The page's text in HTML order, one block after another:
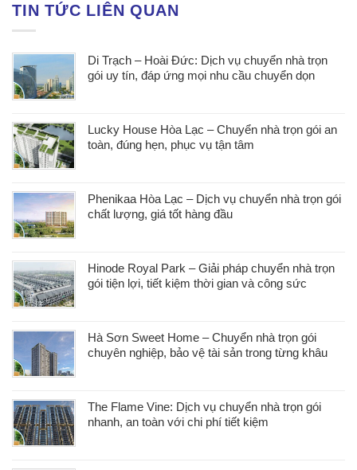
TIN TỨC LIÊN QUAN
Di Trạch – Hoài Đức: Dịch vụ chuyển nhà trọn
gói uy tín, đáp ứng mọi nhu cầu chuyển dọn
Lucky House Hòa Lạc – Chuyển nhà trọn gói an
toàn, đúng hẹn, phục vụ tận tâm
Phenikaa Hòa Lạc – Dịch vụ chuyển nhà trọn gói
chất lượng, giá tốt hàng đầu
Hinode Royal Park – Giải pháp chuyển nhà trọn
gói tiện lợi, tiết kiệm thời gian và công sức
Hà Sơn Sweet Home – Chuyển nhà trọn gói
chuyên nghiệp, bảo vệ tài sản trong từng khâu
The Flame Vine: Dịch vụ chuyển nhà trọn gói
nhanh, an toàn với chi phí tiết kiệm